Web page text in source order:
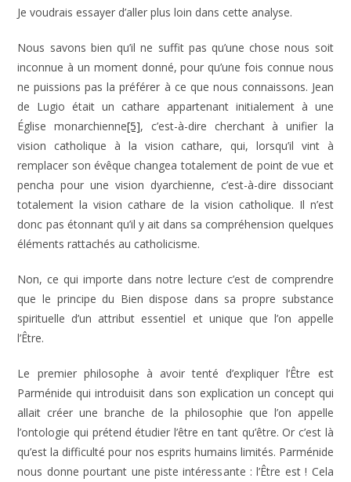
Je voudrais essayer d’aller plus loin dans cette analyse.
Nous savons bien qu’il ne suffit pas qu’une chose nous soit
inconnue à un moment donné, pour qu’une fois connue nous
ne puissions pas la préférer à ce que nous connaissons. Jean
de Lugio était un cathare appartenant initialement à une
Église monarchienne[5], c’est-à-dire cherchant à unifier la
vision catholique à la vision cathare, qui, lorsqu’il vint à
remplacer son évêque changea totalement de point de vue et
pencha pour une vision dyarchienne, c’est-à-dire dissociant
totalement la vision cathare de la vision catholique. Il n’est
donc pas étonnant qu’il y ait dans sa compréhension quelques
éléments rattachés au catholicisme.
Non, ce qui importe dans notre lecture c’est de comprendre
que le principe du Bien dispose dans sa propre substance
spirituelle d’un attribut essentiel et unique que l’on appelle
l’Être.
Le premier philosophe à avoir tenté d’expliquer l’Être est
Parménide qui introduisit dans son explication un concept qui
allait créer une branche de la philosophie que l’on appelle
l’ontologie qui prétend étudier l’être en tant qu’être. Or c’est là
qu’est la difficulté pour nos esprits humains limités. Parménide
nous donne pourtant une piste intéressante : l’Être est ! Cela